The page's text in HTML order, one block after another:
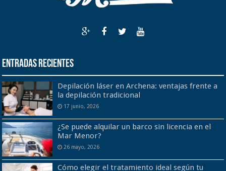
Entradas recientes
Depilación láser en Archena: ventajas frente a
la depilación tradicional
17 junio, 2026
¿Se puede alquilar un barco sin licencia en el
Mar Menor?
26 mayo, 2026
Cómo elegir el tratamiento ideal según tu